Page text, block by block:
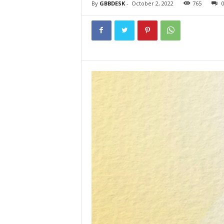
By GBBDESK- October 2, 2022 765 0